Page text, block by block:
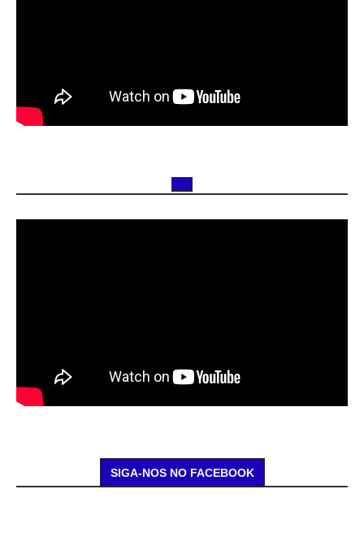
SIGA-NOS NO FACEBOOK